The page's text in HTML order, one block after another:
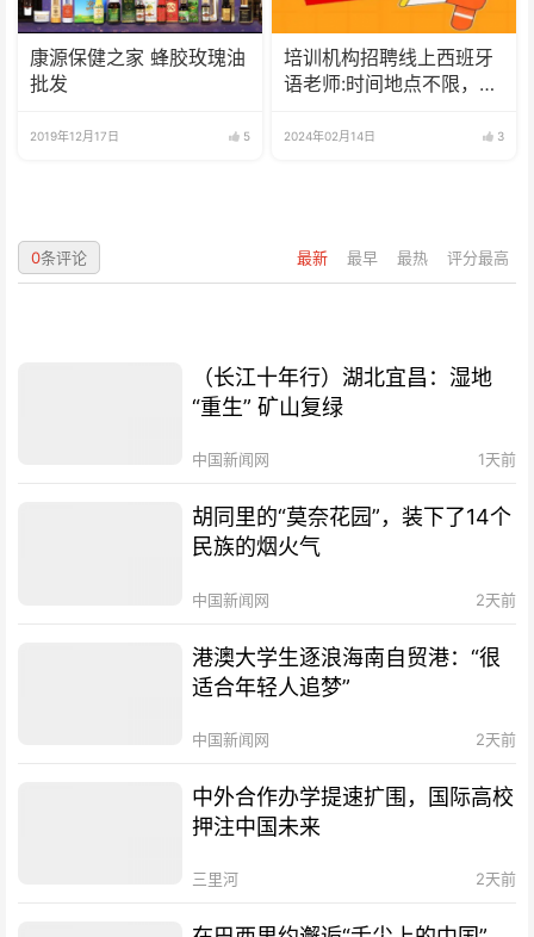
康源保健之家 蜂胶玫瑰油
批发
2019年12月17日 5
培训机构招聘线上西班牙
语老师:时间地点不限，可
2024年02月14日 3
最新 最早 最热 评分最高
0条评论
（长江十年行）湖北宜昌：湿地
“重生” 矿山复绿
中国新闻网 1天前
胡同里的“莫奈花园”，装下了14个
民族的烟火气
中国新闻网 2天前
港澳大学生逐浪海南自贸港：“很
适合年轻人追梦”
中国新闻网 2天前
中外合作办学提速扩围，国际高校
押注中国未来
三里河 2天前